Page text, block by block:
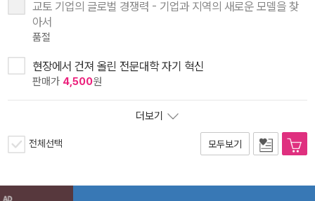
교토 기업의 글로벌 경쟁력 - 기업과 지역의 새로운 모델을 찾
아서
품절
현장에서 건져 올린 전문대학 자기 혁신
판매가 4,500원
더보기
전체선택 모두보기